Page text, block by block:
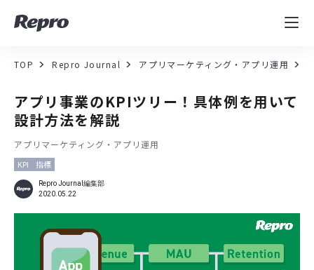
MAツール
コンサルティング
導入事例
セミナー／イベント
資料ダウンロード 料金・お問合せ
TOP Repro Journal アプリマーケティング・アプリ運用
アプリ事業のKPIツリー！具体例を用いて
設計方法を解説
アプリマーケティング・アプリ運用
KPI 指標
Repro Journal編集部
2020.05.22